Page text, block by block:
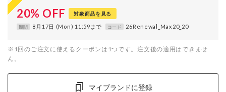
20% OFF 対象商品を見る
期間 8月17日 (Mon) 11:59まで コード 26Renewal_Max20_20
※1回のご注文に使えるクーポンは1つです。注文後の適用はできませ
ん。
マイブランドに登録